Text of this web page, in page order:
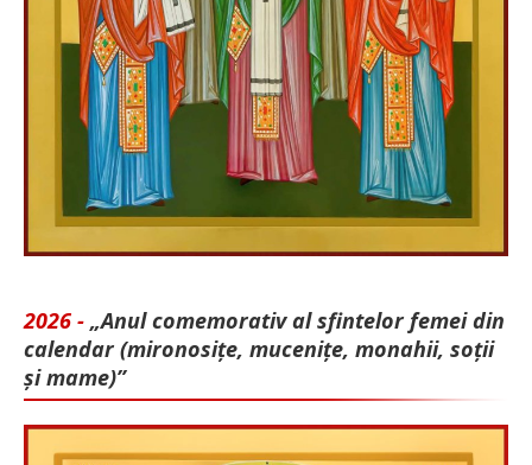
2026 - „Anul comemorativ al sfintelor femei din
calendar (mironosițe, mu­cenițe, monahii, soții
și mame)”